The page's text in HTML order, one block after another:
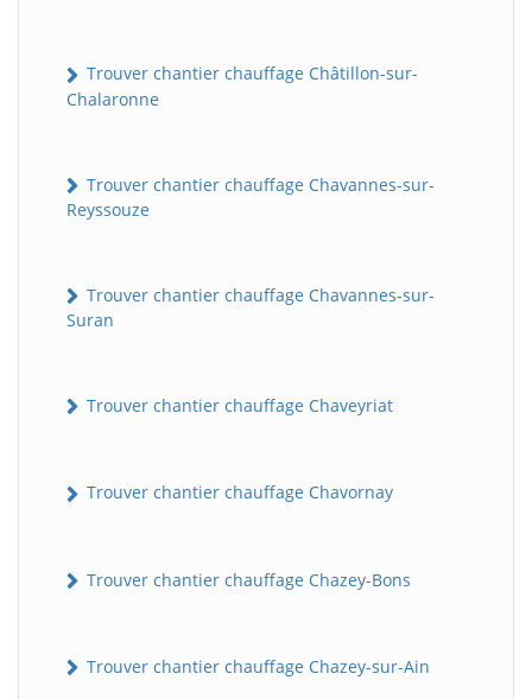
Trouver chantier chauffage Châtillon-sur-
Chalaronne
Trouver chantier chauffage Chavannes-sur-
Reyssouze
Trouver chantier chauffage Chavannes-sur-
Suran
Trouver chantier chauffage Chaveyriat
Trouver chantier chauffage Chavornay
Trouver chantier chauffage Chazey-Bons
Trouver chantier chauffage Chazey-sur-Ain